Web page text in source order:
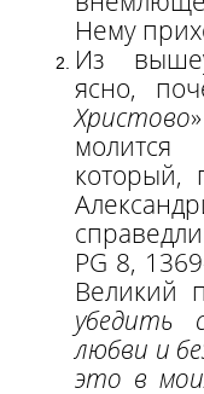
Нему
Из
ясно,
Христово
который,
PG 8,
Великий
убедить
любви и
это в